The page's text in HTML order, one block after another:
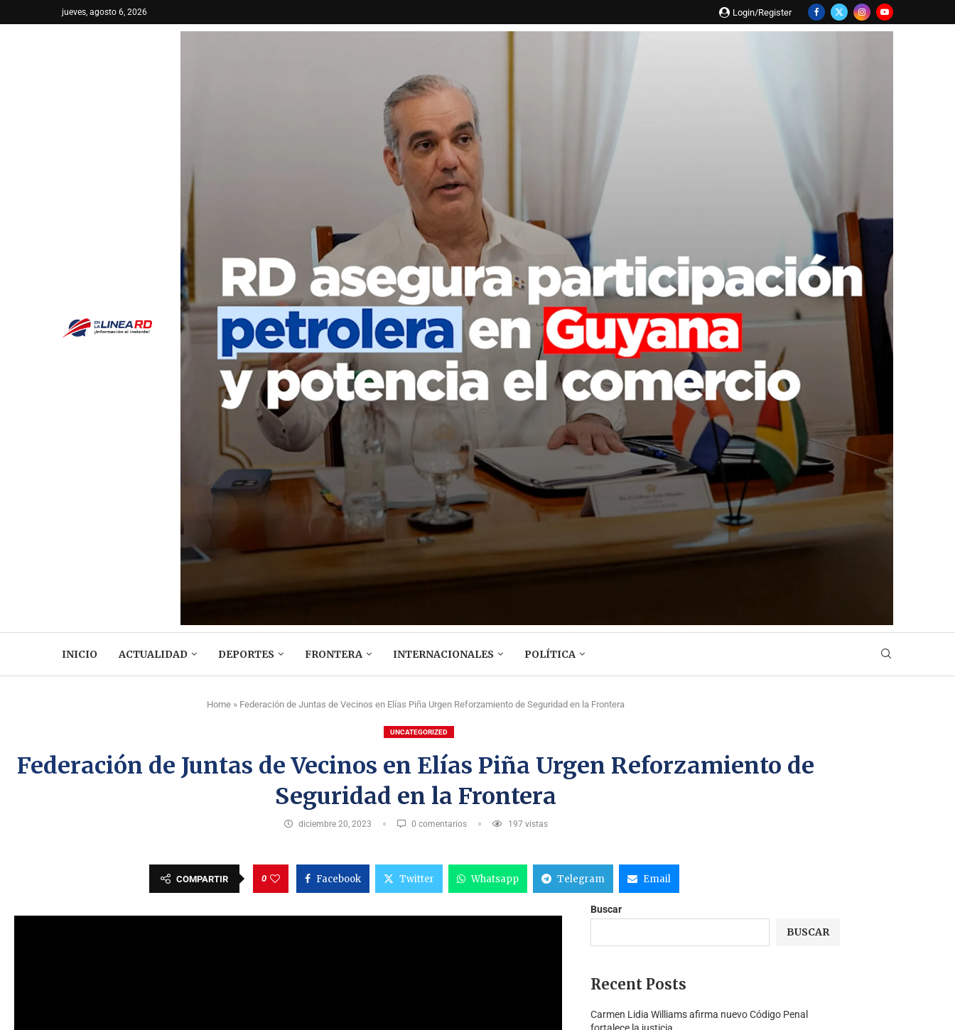
jueves, agosto 6, 2026 Login/Register
INICIO ACTUALIDAD DEPORTES FRONTERA INTERNACIONALES POLÍTICA
Home » Federación de Juntas de Vecinos en Elías Piña Urgen Reforzamiento de Seguridad en la Frontera
UNCATEGORIZED
Federación de Juntas de Vecinos en Elías Piña Urgen Reforzamiento de
Seguridad en la Frontera
diciembre 20, 2023 0 comentarios 197 vistas
COMPARTIR 0 Facebook Twitter Whatsapp Telegram Email
Buscar
BUSCAR
Recent Posts
Carmen Lidia Williams afirma nuevo Código Penal
fortalece la justicia